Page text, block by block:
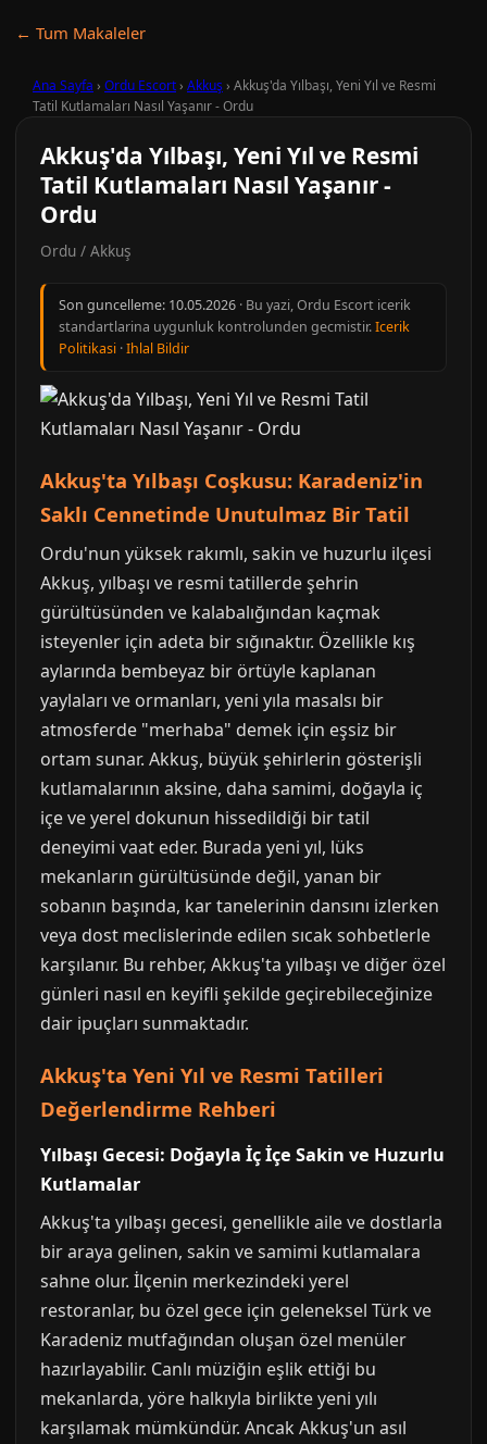
← Tum Makaleler
Ana Sayfa › Ordu Escort› Akkuş › Akkuş'da Yılbaşı, Yeni Yıl ve Resmi
Tatil Kutlamaları Nasıl Yaşanır - Ordu
Akkuş'da Yılbaşı, Yeni Yıl ve Resmi
Tatil Kutlamaları Nasıl Yaşanır -
Ordu
Ordu / Akkuş
Son guncelleme: 10.05.2026 · Bu yazi, Ordu Escort icerik
standartlarina uygunluk kontrolunden gecmistir.Icerik
Politikasi ·Ihlal Bildir
Akkuş'ta Yılbaşı Coşkusu: Karadeniz'in
Saklı Cennetinde Unutulmaz Bir Tatil
Ordu'nun yüksek rakımlı, sakin ve huzurlu ilçesi
Akkuş, yılbaşı ve resmi tatillerde şehrin
gürültüsünden ve kalabalığından kaçmak
isteyenler için adeta bir sığınaktır. Özellikle kış
aylarında bembeyaz bir örtüyle kaplanan
yaylaları ve ormanları, yeni yıla masalsı bir
atmosferde "merhaba" demek için eşsiz bir
ortam sunar. Akkuş, büyük şehirlerin gösterişli
kutlamalarının aksine, daha samimi, doğayla iç
içe ve yerel dokunun hissedildiği bir tatil
deneyimi vaat eder. Burada yeni yıl, lüks
mekanların gürültüsünde değil, yanan bir
sobanın başında, kar tanelerinin dansını izlerken
veya dost meclislerinde edilen sıcak sohbetlerle
karşılanır. Bu rehber, Akkuş'ta yılbaşı ve diğer özel
günleri nasıl en keyifli şekilde geçirebileceğinize
dair ipuçları sunmaktadır.
Akkuş'ta Yeni Yıl ve Resmi Tatilleri
Değerlendirme Rehberi
Yılbaşı Gecesi: Doğayla İç İçe Sakin ve Huzurlu
Kutlamalar
Akkuş'ta yılbaşı gecesi, genellikle aile ve dostlarla
bir araya gelinen, sakin ve samimi kutlamalara
sahne olur. İlçenin merkezindeki yerel
restoranlar, bu özel gece için geleneksel Türk ve
Karadeniz mutfağından oluşan özel menüler
hazırlayabilir. Canlı müziğin eşlik ettiği bu
mekanlarda, yöre halkıyla birlikte yeni yılı
karşılamak mümkündür. Ancak Akkuş'un asıl